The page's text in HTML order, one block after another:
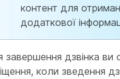
контент для
додаткової
завершення дзвінка ви
коли зведення